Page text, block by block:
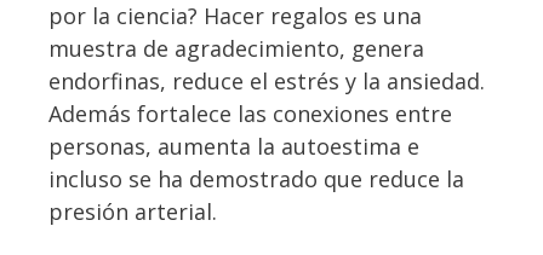
por la ciencia? Hacer regalos es una
muestra de agradecimiento, genera
endorfinas, reduce el estrés y la ansiedad.
Además fortalece las conexiones entre
personas, aumenta la autoestima e
incluso se ha demostrado que reduce la
presión arterial.